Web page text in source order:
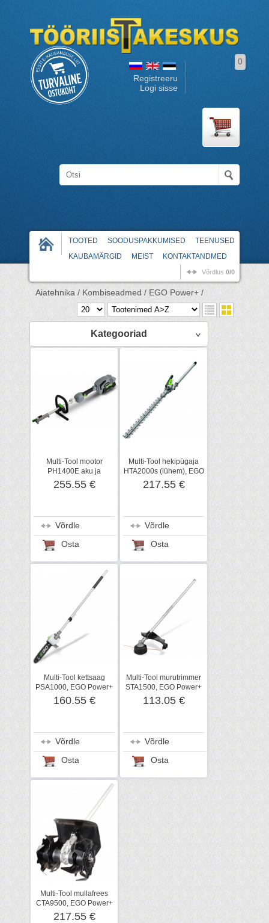
Registreeru
Logi sisse
0
TOOTED SOODUSPAKKUMISED
TEENUSED
KAUBAMÄRGID
MEIST KONTAKTANDMED
Võrdlus 0/0
Aiatehnika / Kombiseadmed / EGO Power+ /
Kategooriad
Multi-Tool mootor
PH1400E aku ja
laadijata, EGO Power+
255.55 €
Võrdle
Osta
Multi-Tool hekipügaja
HTA2000s (lühem), EGO
Power+
217.55 €
Võrdle
Osta
Multi-Tool kettsaag
PSA1000, EGO Power+
160.55 €
Võrdle
Osta
Multi-Tool murutrimmer
STA1500, EGO Power+
113.05 €
Võrdle
Osta
Multi-Tool mullafrees
CTA9500, EGO Power+
217.55 €